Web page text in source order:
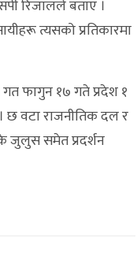
रिजालले बताए ।
त्यसको प्रतिकारमा
फागुन १७ गते प्रदेश १
छ वटा राजनीतिक दल र
जुलुस समेत प्रदर्शन